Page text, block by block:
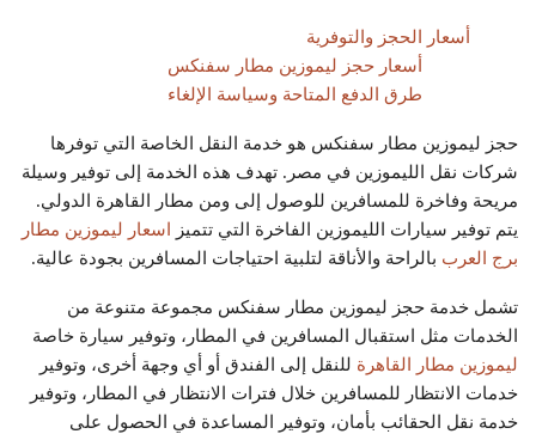
أسعار الحجز والتوفرية
أسعار حجز ليموزين مطار سفنكس
طرق الدفع المتاحة وسياسة الإلغاء
حجز ليموزين مطار سفنكس هو خدمة النقل الخاصة التي توفرها
شركات نقل الليموزين في مصر. تهدف هذه الخدمة إلى توفير وسيلة
مريحة وفاخرة للمسافرين للوصول إلى ومن مطار القاهرة الدولي.
يتم توفير سيارات الليموزين الفاخرة التي تتميز
اسعار ليموزين مطار
برج العرب بالراحة والأناقة لتلبية احتياجات المسافرين بجودة عالية.
تشمل خدمة حجز ليموزين مطار سفنكس مجموعة متنوعة من
الخدمات مثل استقبال المسافرين في المطار، وتوفير سيارة خاصة
ليموزين مطار القاهرة للنقل إلى الفندق أو أي وجهة أخرى، وتوفير
خدمات الانتظار للمسافرين خلال فترات الانتظار في المطار، وتوفير
خدمة نقل الحقائب بأمان، وتوفير المساعدة في الحصول على